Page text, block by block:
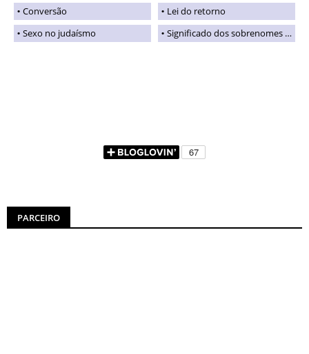
Conversão
Lei do retorno
Sexo no judaísmo
Significado dos sobrenomes judaicos
PARCEIRO